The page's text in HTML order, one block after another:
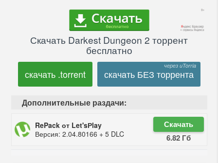
Скачать Darkest Dungeon 2 торрент
бесплатно
скачать .torrent скачать БЕЗ торрента
Дополнительные раздачи:
RePack от Let'sРlay
Версия: 2.04.80166 + 5 DLC
Скачать
6.82 Гб